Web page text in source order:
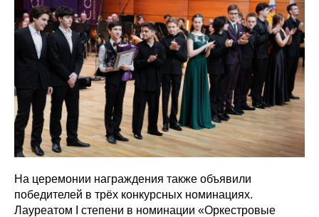
На церемонии награждения также объявили
победителей в трёх конкурсных номинациях.
Лауреатом I степени в номинации «Оркестровые